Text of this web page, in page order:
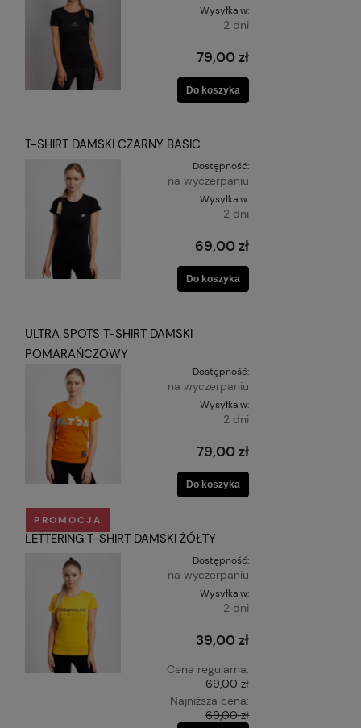
Wysyłka w:
2 dni
79,00 zł
Do koszyka
T-SHIRT DAMSKI CZARNY BASIC
Dostępność:
na wyczerpaniu
Wysyłka w:
2 dni
69,00 zł
Do koszyka
ULTRA SPOTS T-SHIRT DAMSKI
POMARAŃCZOWY
Dostępność:
na wyczerpaniu
Wysyłka w:
2 dni
79,00 zł
Do koszyka
LETTERING T-SHIRT DAMSKI ŻÓŁTY
Dostępność:
na wyczerpaniu
Wysyłka w:
2 dni
39,00 zł
Cena regularna:
69,00 zł
Najniższa cena:
69,00 zł
PROMOCJA